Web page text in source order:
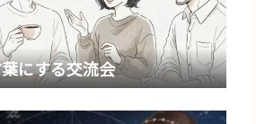
にする交流会